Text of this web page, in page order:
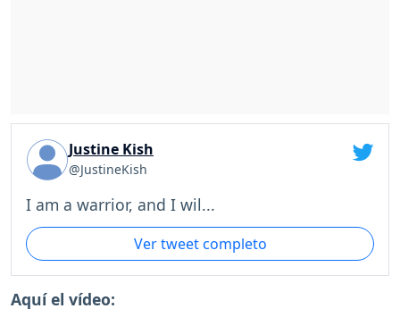
Justine Kish
@JustineKish
I am a warrior, and I wil...
Ver tweet completo
Aquí el vídeo: